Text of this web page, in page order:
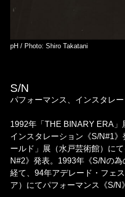
pH / Photo: Shiro Takatani
S/N
パフォーマンス、インスタレ
1992年「THE BINARY ERA」
インスタレーション《S/N#1
ールド」展（水戸芸術館）に
N#2》発表。1993年《S/Nの
経て、94年アデレード・フェ
ア）にてパフォーマンス《S/N